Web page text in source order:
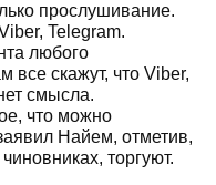
прослушивание.
Telegram.
любого
все скажут, что Viber,
смысла.
что можно
Найем, отметив,
торгуют.